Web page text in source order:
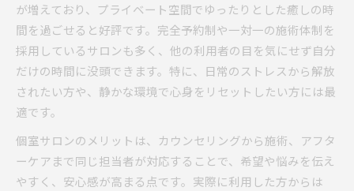
が増えており、プライベート空間でゆったりとした癒しの時
間を過ごせると好評です。完全予約制や一対一の施術体制を
採用しているサロンも多く、他の利用者の目を気にせず自分
だけの時間に没頭できます。特に、日常のストレスから解放
されたい方や、静かな環境で心身をリセットしたい方には最
適です。
個室サロンのメリットは、カウンセリングから施術、アフタ
ーケアまで同じ担当者が対応することで、希望や悩みを伝え
やすく、安心感が高まる点です。実際に利用した方からは